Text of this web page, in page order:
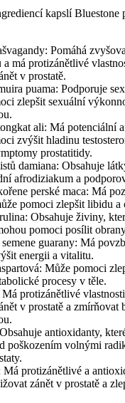
kapslí Bluestone
Pomáhá
a má protizánětlivé
v prostatě.
puama: Podporuje
zlepšit sexuální
ali: Má potenciální
zvýšit hladinu
prostatitidy.
damiana: Obsahuje
afrodiziakum a
perské maca: Má
pomoci zlepšit libidu a
Obsahuje živiny,
pomoci posílit
guarany: Má
energii a vitalitu.
Může pomoci
procesy v těle.
protizánětlivé
v prostatě a zmírňovat
antioxidanty,
poškozením volnými
Má protizánětlivé a
zánět v prostatě a